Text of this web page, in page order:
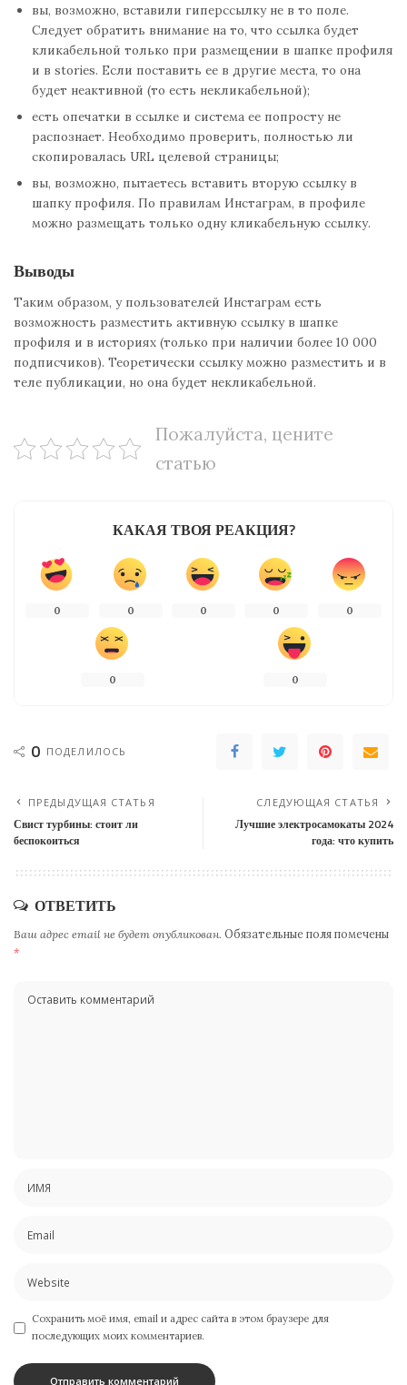
вы, возможно, вставили гиперссылку не в то поле.
Следует обратить внимание на то, что ссылка будет
кликабельной только при размещении в шапке профиля
и в stories. Если поставить ее в другие места, то она
будет неактивной (то есть некликабельной);
есть опечатки в ссылке и система ее попросту не
распознает. Необходимо проверить, полностью ли
скопировалась URL целевой страницы;
вы, возможно, пытаетесь вставить вторую ссылку в
шапку профиля. По правилам Инстаграм, в профиле
можно размещать только одну кликабельную ссылку.
Выводы
Таким образом, у пользователей Инстаграм есть
возможность разместить активную ссылку в шапке
профиля и в историях (только при наличии более 10 000
подписчиков). Теоретически ссылку можно разместить и в
теле публикации, но она будет некликабельной.
Пожалуйста, цените
статью
КАКАЯ ТВОЯ РЕАКЦИЯ?
0 0 0 0 0
0 0
0 ПОДЕЛИЛОСЬ
ПРЕДЫДУЩАЯ СТАТЬЯ
Свист турбины: стоит ли
беспокоиться
СЛЕДУЮЩАЯ СТАТЬЯ
Лучшие электросамокаты 2024
года: что купить
ОТВЕТИТЬ
Ваш адрес email не будет опубликован. Обязательные поля помечены
*
Сохранить моё имя, email и адрес сайта в этом браузере для
последующих моих комментариев.